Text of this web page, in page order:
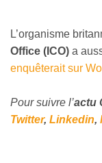
L’organisme
Office (ICO) a
enquêterait sur
Pour suivre l’actu
Twitter, Linkedin,